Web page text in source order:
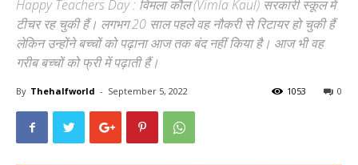
Happy Teachers Day : विमला कौल (Vimla Kaul) सरकारी स्कूल में
टीचर रह चुकी हैं। लगभग 20 साल पहले वह नौकरी से रिटायर हो चुकी हैं
लेकिन उन्होंने बच्चों को पढ़ाना आज तक बंद नहीं किया है। आज भी वह
गरीब बच्चों को फ्री में पढ़ाती हैं।
By Thehalfworld - September 5, 2022 0
1053